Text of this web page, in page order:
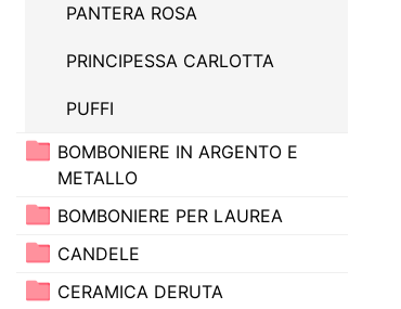
PANTERA ROSA
PRINCIPESSA CARLOTTA
PUFFI
BOMBONIERE IN ARGENTO E
METALLO
BOMBONIERE PER LAUREA
CANDELE
CERAMICA DERUTA